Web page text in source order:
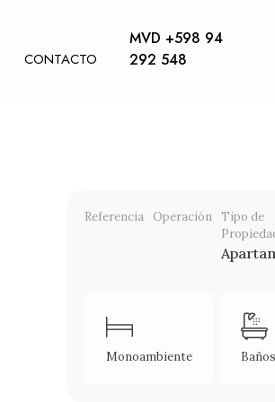
CONTACTO
MVD +598 94
292 548
Referencia Operación Tipo de
Monoambiente Baños